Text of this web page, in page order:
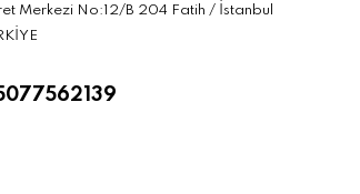
Merkezi No:12/B 204 Fatih / İstanbul